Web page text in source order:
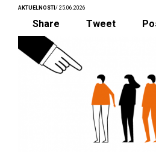
AKTUELNOSTI / 25.06.2026
Share Tweet